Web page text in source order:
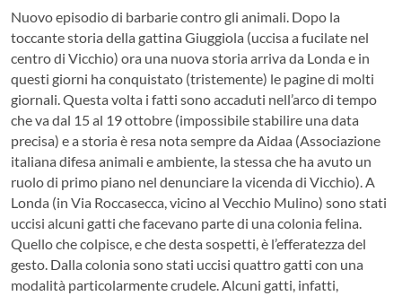
Nuovo episodio di barbarie contro gli animali. Dopo la
toccante storia della gattina Giuggiola (uccisa a fucilate nel
centro di Vicchio) ora una nuova storia arriva da Londa e in
questi giorni ha conquistato (tristemente) le pagine di molti
giornali. Questa volta i fatti sono accaduti nell’arco di tempo
che va dal 15 al 19 ottobre (impossibile stabilire una data
precisa) e a storia è resa nota sempre da Aidaa (Associazione
italiana difesa animali e ambiente, la stessa che ha avuto un
ruolo di primo piano nel denunciare la vicenda di Vicchio).A
Londa (in Via Roccasecca, vicino al Vecchio Mulino) sono stati
uccisi alcuni gatti che facevano parte di una colonia felina.
Quello che colpisce, e che desta sospetti, è l’efferatezza del
gesto. Dalla colonia sono stati uccisi quattro gatti con una
modalità particolarmente crudele. Alcuni gatti, infatti,